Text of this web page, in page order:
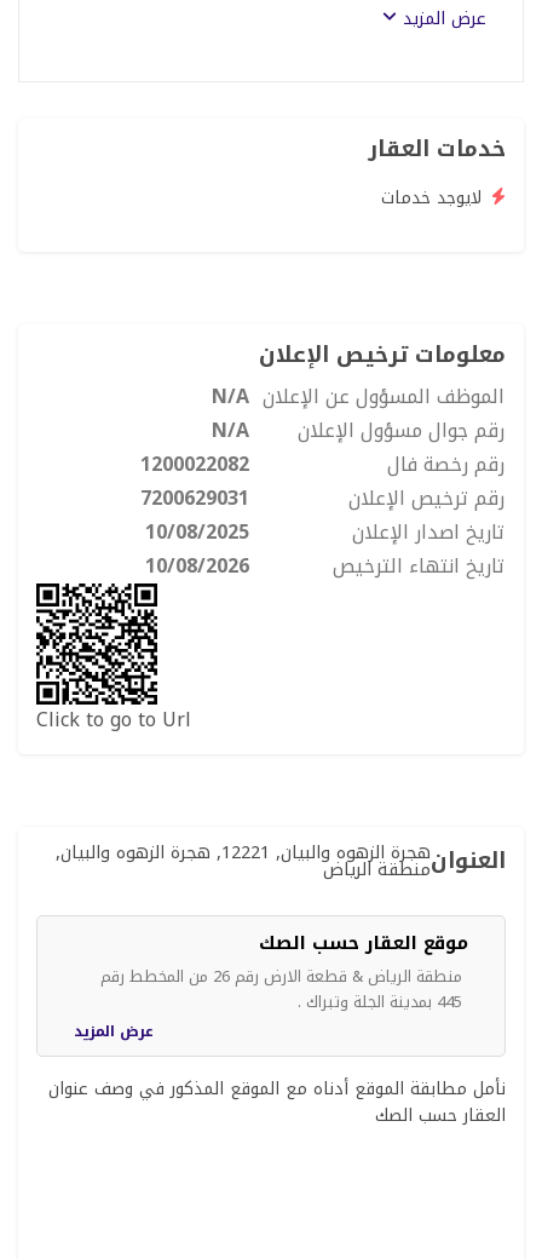
عرض المزيد
خدمات العقار
لايوجد خدمات
معلومات ترخيص الإعلان
الموظف المسؤول عن الإعلان N/A
رقم جوال مسؤول الإعلان
N/A
رقم رخصة فال
1200022082
رقم ترخيص الإعلان
7200629031
تاريخ اصدار الإعلان
10/08/2025
تاريخ انتهاء الترخيص
10/08/2026
Click to go to Url
العنوان هجرة الزهوه والبيان, 12221, هجرة الزهوه والبيان,
منطقة الرياض
موقع العقار حسب الصك
منطقة الرياض & قطعة الارض رقم 26 من المخطط رقم
445 بمدينة الجلة وتبراك .
عرض المزيد
نأمل مطابقة الموقع أدناه مع الموقع المذكور في وصف عنوان
العقار حسب الصك